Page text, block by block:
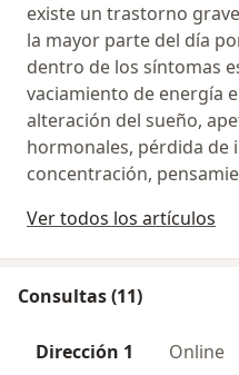
existe un trastorno
la mayor parte del día
dentro de los síntomas
vaciamiento de energía
alteración del sueño,
hormonales, pérdida de
concentración,
Ver todos los artículos
Consultas (11)
Dirección 1 Online